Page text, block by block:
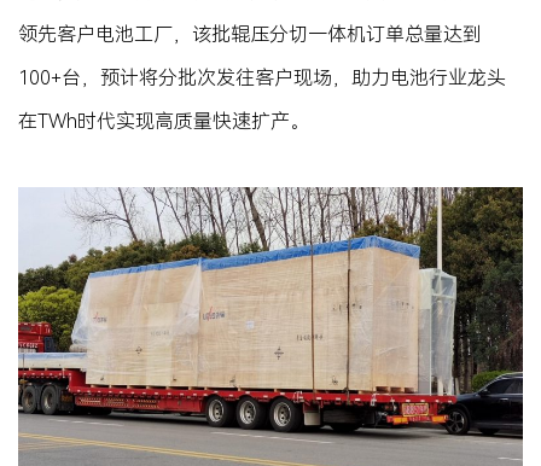
领先客户电池工厂，该批辊压分切一体机订单总量达到
100+台，预计将分批次发往客户现场，助力电池行业龙头
在TWh时代实现高质量快速扩产。